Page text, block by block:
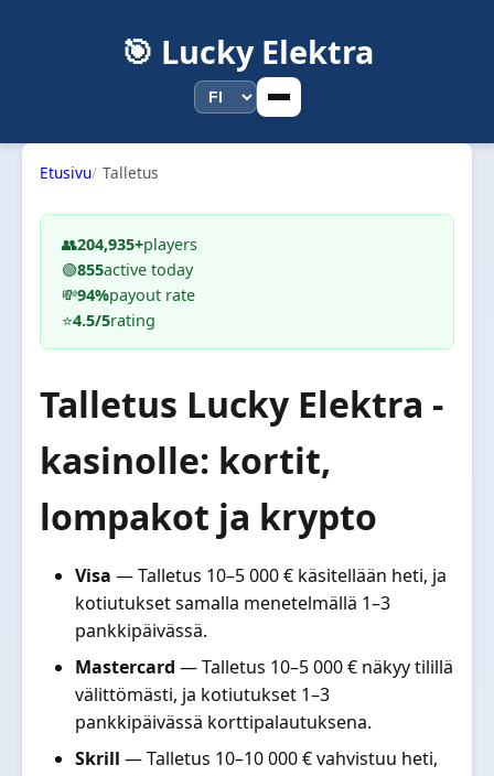
🎯 Lucky Elektra
Etusivu Talletus
👥204,935+players
🟢855active today
💸94%payout rate
⭐4.5/5rating
Talletus Lucky Elektra -
kasinolle: kortit,
lompakot ja krypto
Visa — Talletus 10–5 000 € käsitellään heti, ja
kotiutukset samalla menetelmällä 1–3
pankkipäivässä.
Mastercard — Talletus 10–5 000 € näkyy tilillä
välittömästi, ja kotiutukset 1–3
pankkipäivässä korttipalautuksena.
Skrill — Talletus 10–10 000 € vahvistuu heti,